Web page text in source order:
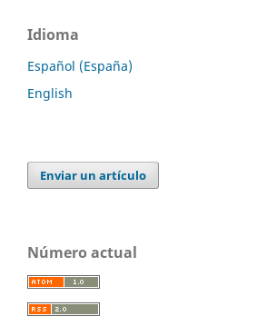
Idioma
Español (España)
English
Enviar un artículo
Número actual